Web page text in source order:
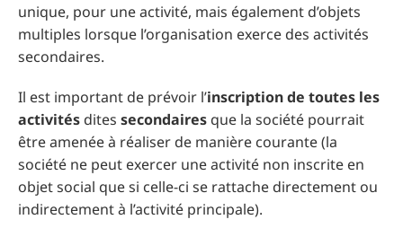
unique, pour une activité, mais également d’objets
multiples lorsque l’organisation exerce des activités
secondaires.
Il est important de prévoir l’inscription de toutes les
activités dites secondaires que la société pourrait
être amenée à réaliser de manière courante (la
société ne peut exercer une activité non inscrite en
objet social que si celle-ci se rattache directement ou
indirectement à l’activité principale).